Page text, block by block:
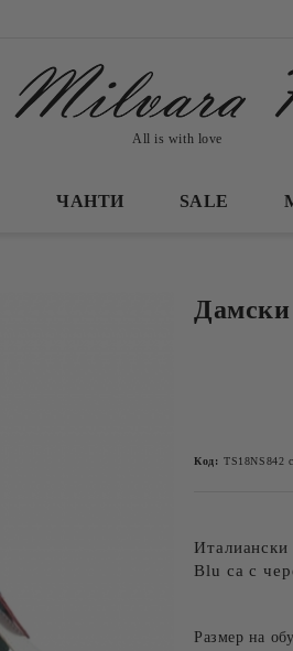
All is with love
ЧАНТИ SALE
Дамски
Код: TS18NS842
Италиански
Blu са с
Размер на